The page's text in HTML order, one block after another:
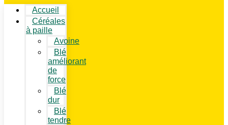
Accueil
Céréales
à paille
Avoine
Blé
améliorant
de
force
Blé
dur
Blé
tendre